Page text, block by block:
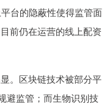
台的隐蔽性使得监管面
前仍在运营的线上配资
。区块链技术被部分平
避监管；而生物识别技